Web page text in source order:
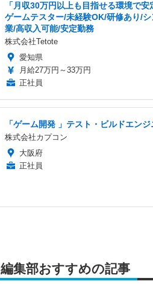
「月収30万円以上も目指せる環境で安
ゲームテスター/未経験OK/研修あり/
業/高収入可能/安定勤務
株式会社Tetote
愛知県
月給27万円～33万円
正社員
「ゲーム開発 」テスト・ビルドエンジ
株式会社カプコン
大阪府
正社員
編集部おすすめの記事